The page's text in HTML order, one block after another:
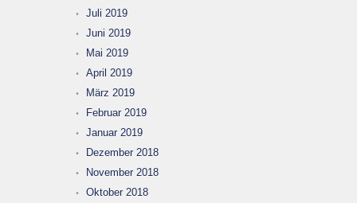
Juli 2019
Juni 2019
Mai 2019
April 2019
März 2019
Februar 2019
Januar 2019
Dezember 2018
November 2018
Oktober 2018